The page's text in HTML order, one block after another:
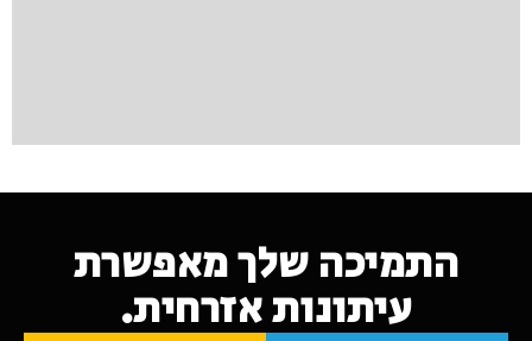
התמיכה שלך מאפשרת
עיתונות אזרחית.